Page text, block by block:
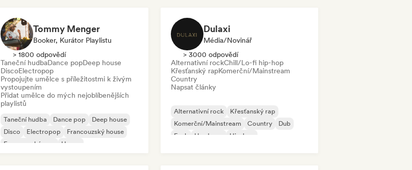
Tommy Menger
Booker, Kurátor Playlistu
> 1800 odpovědí
Taneční hudbaDance popDeep house
DiscoElectropop
Propojujte umělce s příležitostmi k živým
vystoupením
Přidat umělce do mých nejoblíbenějších
playlistů
Taneční hudba Dance pop
Deep house
Disco
Electropop
Francouzský house
Francouzský pop
House
Dulaxi
Média/novinář
> 3000 odpovědí
Alternativní rockChill/Lo-fi hip-hop
Křesťanský rapKomerční/Mainstream
Country
Napsat články
Alternativní rock
Křesťanský rap
Komerční/Mainstream
Country
Dub
Funk
Hardcore Hip-hop